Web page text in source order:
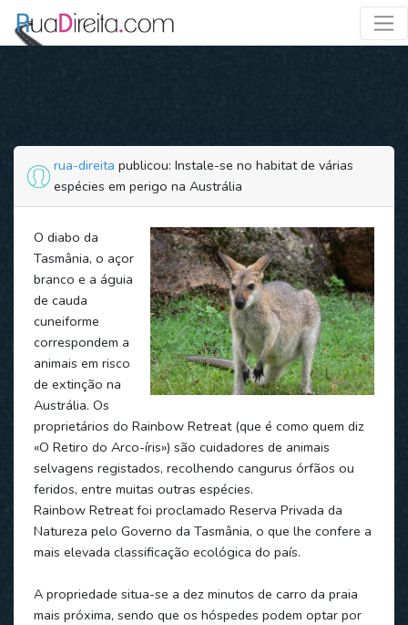
rua-direita publicou: Instale-se no habitat de várias
espécies em perigo na Austrália
O diabo da
Tasmânia, o açor
branco e a águia
de cauda
cuneiforme
correspondem a
animais em risco
de extinção na
Austrália. Os
proprietários do Rainbow Retreat (que é como quem diz
«O Retiro do Arco-íris») são cuidadores de animais
selvagens registados, recolhendo cangurus órfãos ou
feridos, entre muitas outras espécies.
Rainbow Retreat foi proclamado Reserva Privada da
Natureza pelo Governo da Tasmânia, o que lhe confere a
mais elevada classificação ecológica do país.
A propriedade situa-se a dez minutos de carro da praia
mais próxima, sendo que os hóspedes podem optar por